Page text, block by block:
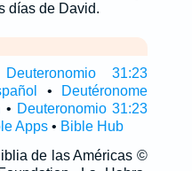
días de David.
Deuteronomio 31:23
•
Deutéronome
• Deuteronomio 31:23
Apps• Bible Hub
de las Américas ©